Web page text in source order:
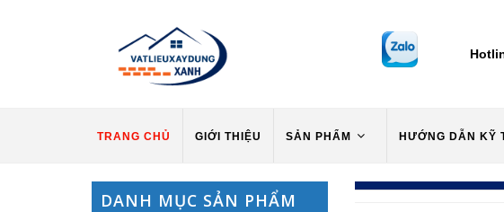
TRANG CHỦ GIỚI THIỆU SẢN PHẨM HƯỚNG DẪN KỸ
DANH MỤC SẢN PHẨM